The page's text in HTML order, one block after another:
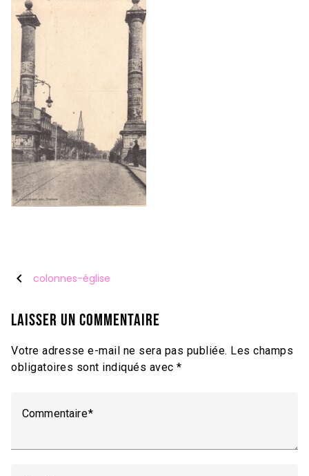
chevron_left colonnes-église
Laisser un commentaire
Votre adresse e-mail ne sera pas publiée. Les champs
obligatoires sont indiqués avec *
Commentaire